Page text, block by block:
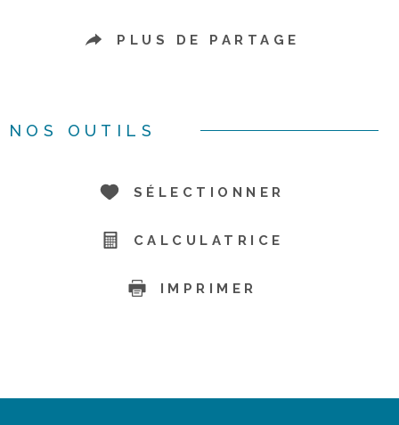
PLUS DE PARTAGE
NOS OUTILS
SÉLECTIONNER
CALCULATRICE
IMPRIMER